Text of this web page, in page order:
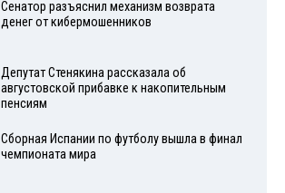
Сенатор разъяснил механизм возврата
денег от кибермошенников
Депутат Стенякина рассказала об
августовской прибавке к накопительным
пенсиям
Сборная Испании по футболу вышла в финал
чемпионата мира